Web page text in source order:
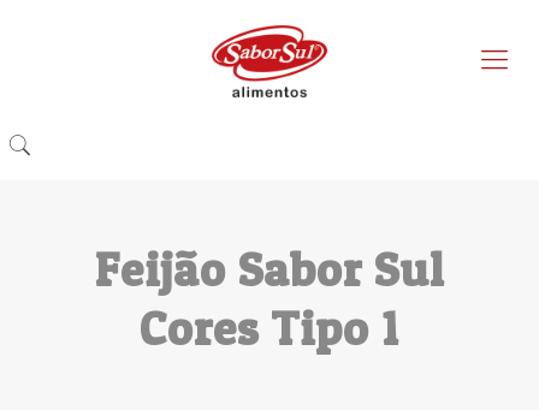
Feijão Sabor Sul
Cores Tipo 1